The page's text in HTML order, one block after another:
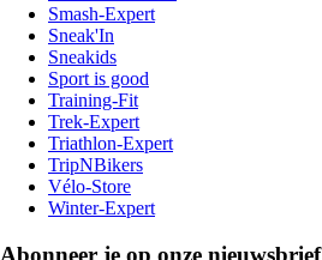
Smash-Expert
Sneak'In
Sneakids
Sport is good
Training-Fit
Trek-Expert
Triathlon-Expert
TripNBikers
Vélo-Store
Winter-Expert
Abonneer je op onze nieuwsbrief